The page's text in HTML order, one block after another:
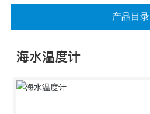
产品目录
海水温度计